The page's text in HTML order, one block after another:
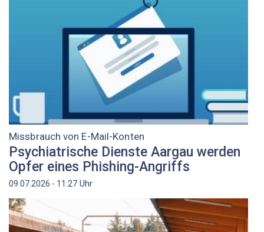
Missbrauch von E-Mail-Konten
Psychiatrische Dienste Aargau werden
Opfer eines Phishing-Angriffs
09.07.2026 - 11:27 Uhr